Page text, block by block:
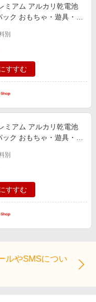
ミアム アルカリ乾電池
ク おもちゃ・遊具・乗
別
すすむ
ミアム アルカリ乾電池
ク おもちゃ・遊具・乗
別
すすむ
ルやSMSについ